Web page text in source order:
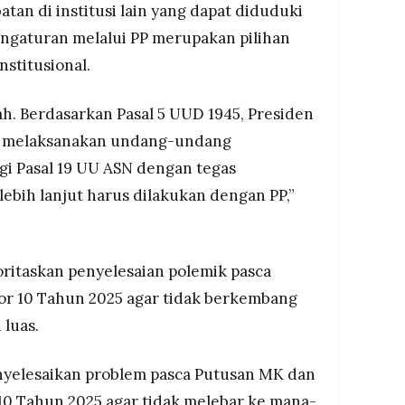
di institusi lain yang dapat diduduki
melalui PP merupakan pilihan
Berdasarkan Pasal 5 UUD 1945, Presiden
undang-undang
Pasal 19 UU ASN dengan tegas
lanjut harus dilakukan dengan PP,”
penyelesaian polemik pasca
10 Tahun 2025 agar tidak berkembang
problem pasca Putusan MK dan